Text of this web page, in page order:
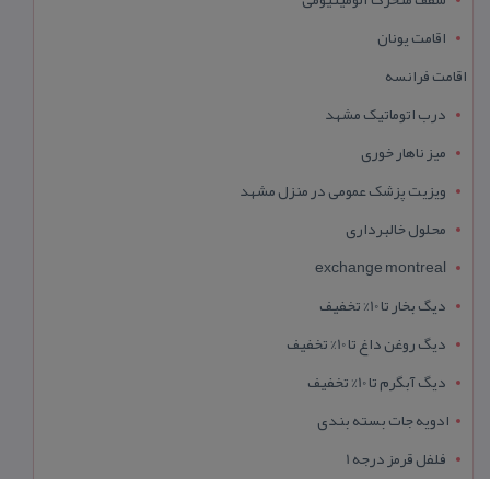
اقامت یونان
اقامت فرانسه
درب اتوماتیک مشهد
میز ناهار خوری
ویزیت پزشک عمومی در منزل مشهد
محلول خالبرداری
exchange montreal
دیگ بخار تا 10% تخفیف
دیگ روغن داغ تا 10% تخفیف
دیگ آبگرم تا 10% تخفیف
ادویه جات بسته بندی
فلفل قرمز درجه 1